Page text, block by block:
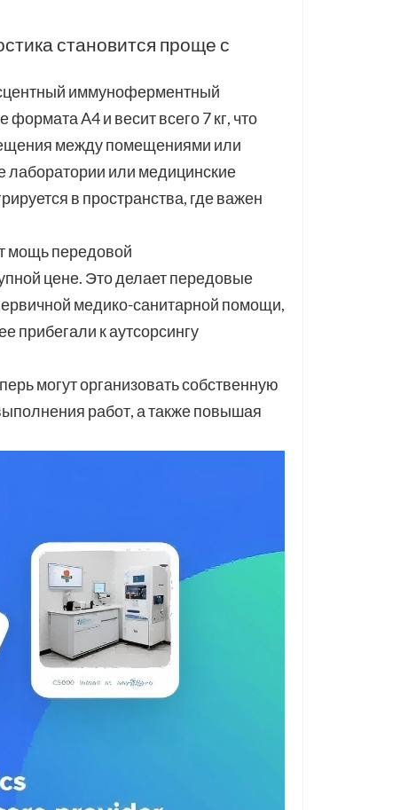
становится проще с
иммуноферментный
A4 и весит всего 7 кг, что
между помещениями или
или медицинские
в пространства, где важен
мощь передовой
цене. Это делает передовые
медико-санитарной помощи,
прибегали к аутсорсингу
могут организовать собственную
работ, а также повышая